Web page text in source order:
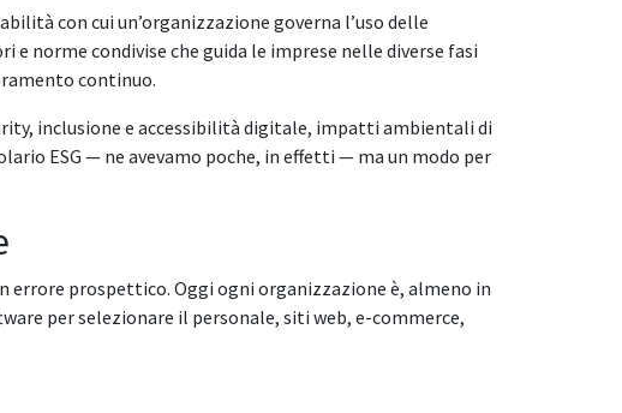
con cui un’organizzazione governa l’uso delle
norme condivise che guida le imprese nelle diverse fasi
continuo.
inclusione e accessibilità digitale, impatti ambientali di
ESG — ne avevamo poche, in effetti — ma un modo per
prospettico. Oggi ogni organizzazione è, almeno in
per selezionare il personale, siti web, e-commerce,